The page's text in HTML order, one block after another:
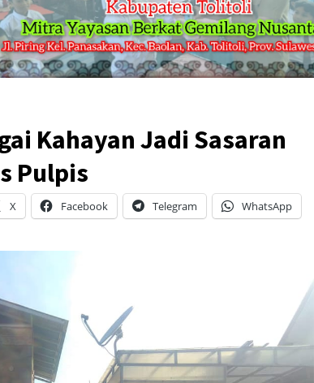
Kahayan Jadi Sasaran
Pulpis
X Facebook Telegram WhatsApp